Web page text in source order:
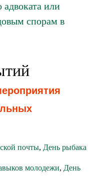
адвоката или
спорам в
почты, День рыбака
молодежи, День